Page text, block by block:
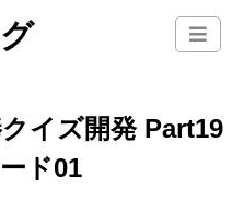
イズ開発 Part19
ド01